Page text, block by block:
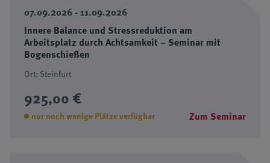
07.09.2026 - 11.09.2026
Innere Balance und Stressreduktion am
Arbeitsplatz durch Achtsamkeit – Seminar mit
Bogenschießen
Ort: Steinfurt
925,00 €
nur noch wenige Plätze verfügbar Zum Seminar